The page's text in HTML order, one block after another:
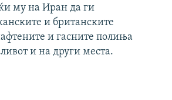
му на Иран да ги
и британските
и гасните полиња
и на други места.